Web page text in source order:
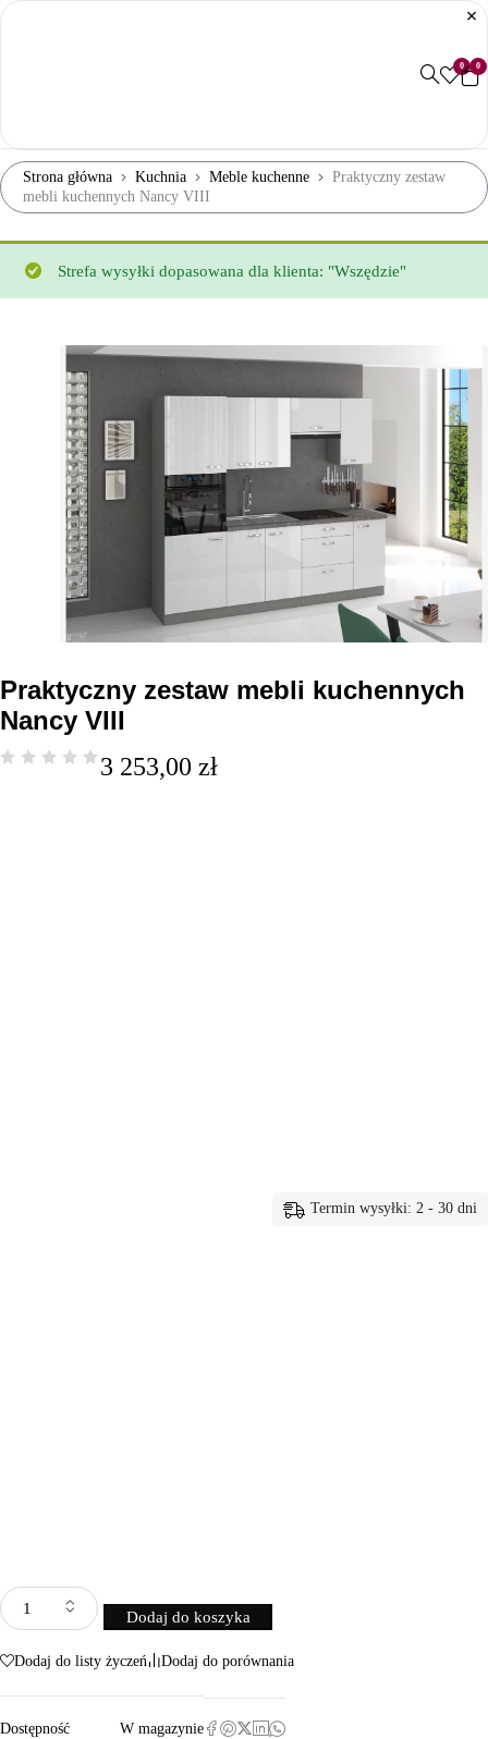
0 0
Strona główna Kuchnia Meble kuchenne
Praktyczny zestaw
mebli kuchennych Nancy VIII
Strefa wysyłki dopasowana dla klienta: "Wszędzie"
Praktyczny zestaw mebli kuchennych
Nancy VIII
3 253,00 zł
Dodaj do koszyka
Termin wysyłki: 2 - 30 dni
Dodaj do listy życzeń Dodaj do porównania
Dostępność W magazynie